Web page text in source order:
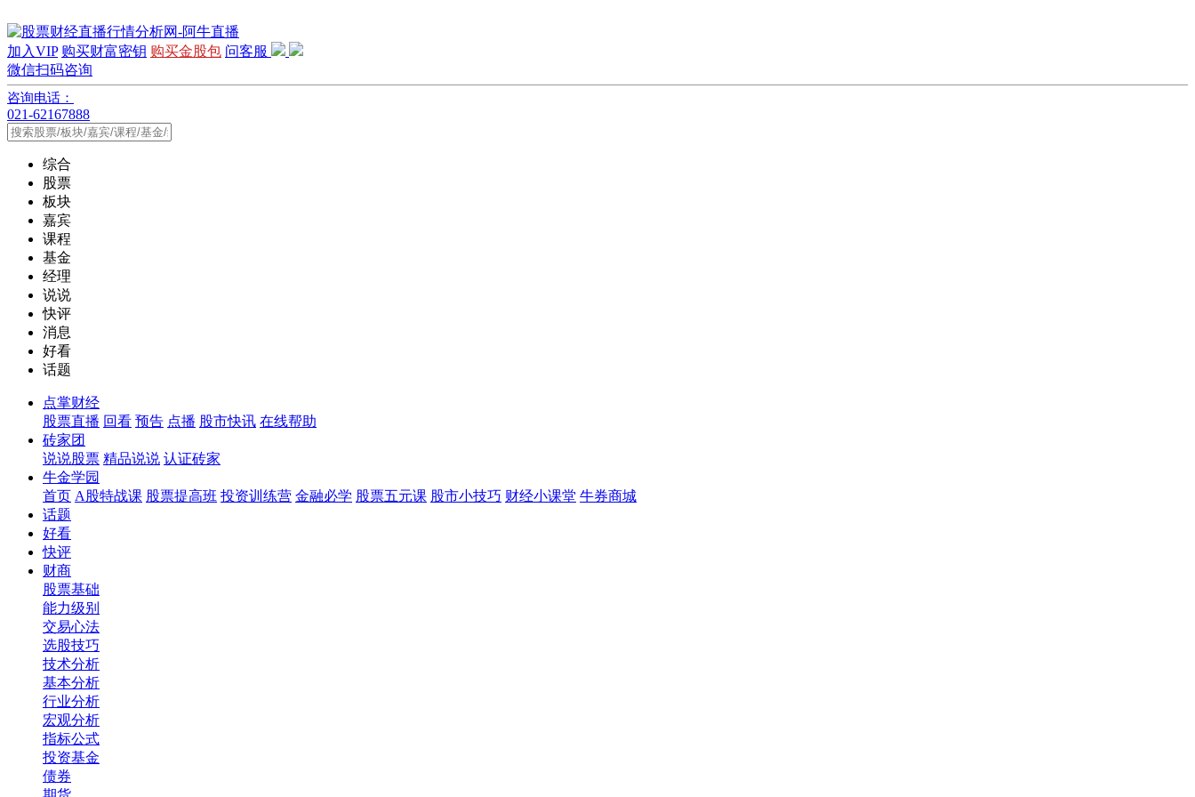
加入VIP 购买财富密钥 购买金股包 问客服
微信扫码咨询
咨询电话：
021-62167888
综合
股票
板块
嘉宾
课程
基金
经理
说说
快评
消息
好看
话题
点掌财经
股票直播 回看 预告 点播 股市快讯 在线帮助
砖家团
说说股票 精品说说 认证砖家
牛金学园
首页 A股特战课 股票提高班 投资训练营 金融必学 股票五元课 股市小技巧 财经小课堂 牛券商城
话题
好看
快评
财商
股票基础
能力级别
交易心法
选股技巧
技术分析
基本分析
行业分析
宏观分析
指标公式
投资基金
债券